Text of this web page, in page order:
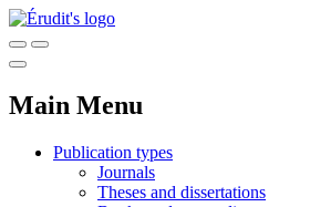
Main Menu
Publication types
Journals
Theses and dissertations